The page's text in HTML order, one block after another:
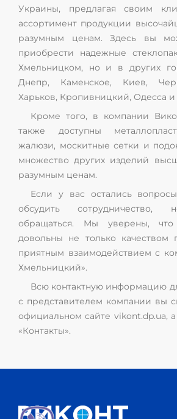
Украины, предлагая своим
ассортимент продукции
разумным ценам. Здесь вы
приобрести надежные
Хмельницком, но и в других
Днепр, Каменское, Киев,
Харьков, Кропивницкий, Одесса
Кроме того, в компании
также доступны
жалюзи, москитные сетки и
множество других изделий
разумным ценам.
Если у вас остались
обсудить сотрудничество,
обращаться. Мы уверены, что
довольны не только качеством
приятным взаимодействием с
Хмельницкий».
Всю контактную информацию
с представителем компании вы
официальном сайте vikont.dp.ua,
«Контакты».